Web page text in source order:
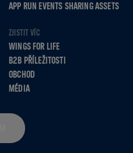
APP RUN EVENTS SHARING ASSETS
ZJISTIT VÍC
WINGS FOR LIFE
B2B PŘÍLEŽITOSTI
OBCHOD
MÉDIA